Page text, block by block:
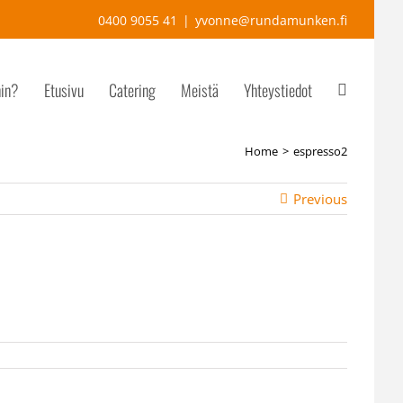
0400 9055 41 | yvonne@rundamunken.fi
Etusivu Catering Meistä Yhteystiedot
Home espresso2
Previous